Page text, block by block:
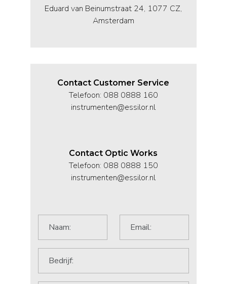
Eduard van Beinumstraat 24, 1077 CZ,
Amsterdam
Contact Customer Service
Telefoon: 088 0888 160
instrumenten@essilor.nl
Contact Optic Works
Telefoon: 088 0888 150
instrumenten@essilor.nl